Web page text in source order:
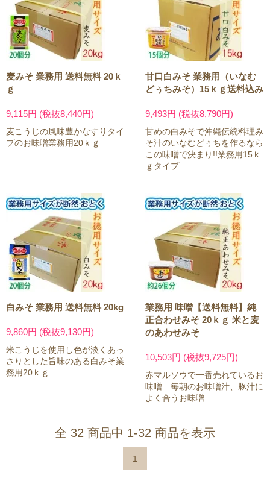
麦みそ 業務用 送料無料 20ｋ
ｇ
9,115円 (税抜8,440円)
麦こうじの風味豊かなすりタイ
プのお味噌業務用20ｋｇ
甘口白みそ 業務用（いなむ
どぅちみそ）15ｋｇ送料込み
9,493円 (税抜8,790円)
甘めの白みそで沖縄伝統料理み
そ汁のいなむどぅちを作るなら
この味噌で決まり!!業務用15ｋ
ｇタイプ
白みそ 業務用 送料無料 20kg
9,860円 (税抜9,130円)
米こうじを使用し色が淡くあっ
さりとした旨味のある白みそ業
務用20ｋｇ
業務用 味噌【送料無料】純
正合わせみそ 20ｋｇ 米と麦
のあわせみそ
10,503円 (税抜9,725円)
赤マルソウで一番売れているお
味噌 毎朝のお味噌汁、豚汁に
よく合うお味噌
全 32 商品中 1-32 商品を表示
1